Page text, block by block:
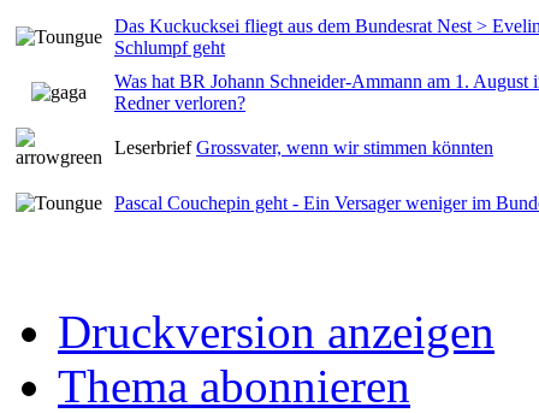
Das Kuckucksei fliegt aus dem Bundesrat Nest >
Schlumpf geht
Was hat BR Johann Schneider-Ammann am 1. August
Redner verloren?
Leserbrief Grossvater, wenn wir stimmen könnten
Pascal Couchepin geht - Ein Versager weniger im
Druckversion anzeigen
Thema abonnieren